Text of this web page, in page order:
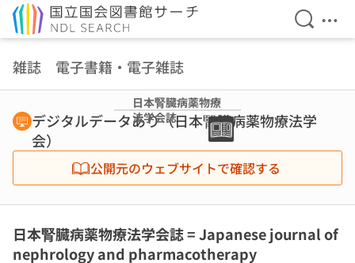
検索を
メ
雑誌 電子書籍・電子雑誌
日本腎臓病薬物療
法学会誌
デジタルデータあり（日本腎臓病薬物療法学
会）
公開元のウェブサイトで確認する
日本腎臓病薬物療法学会誌 = Japanese journal of
nephrology and pharmacotherapy